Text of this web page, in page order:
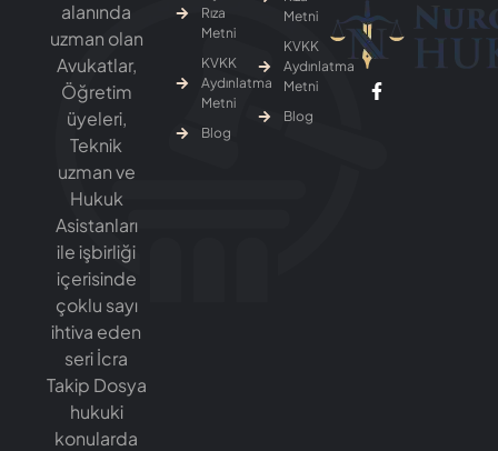
alanında
uzman olan
Avukatlar,
Öğretim
üyeleri,
Teknik
uzman ve
Hukuk
Asistanları
ile işbirliği
içerisinde
çoklu sayı
ihtiva eden
seri İcra
Takip Dosya
hukuki
konularda
Rıza
Metni
KVKK
Aydınlatma
Metni
Blog
Metni
KVKK
Aydınlatma
Metni
Blog